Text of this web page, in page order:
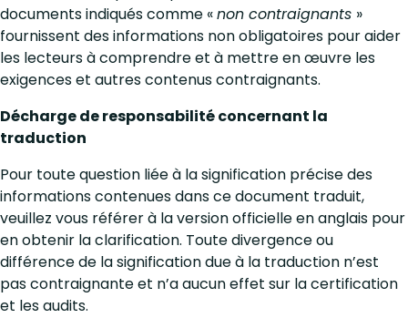
documents indiqués comme «non contraignants »
fournissent des informations non obligatoires pour aider
les lecteurs à comprendre et à mettre en œuvre les
exigences et autres contenus contraignants.
Décharge de responsabilité concernant la
traduction
Pour toute question liée à la signification précise des
informations contenues dans ce document traduit,
veuillez vous référer à la version officielle en anglais pour
en obtenir la clarification. Toute divergence ou
différence de la signification due à la traduction n’est
pas contraignante et n’a aucun effet sur la certification
et les audits.